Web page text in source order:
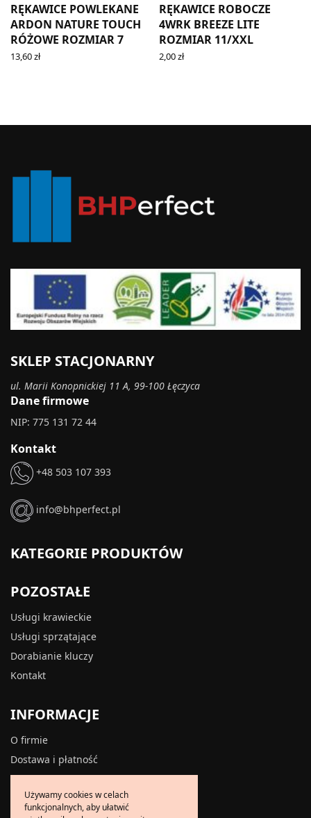
RĘKAWICE POWLEKANE
ARDON NATURE TOUCH
RÓŻOWE ROZMIAR 7
13,60zł
RĘKAWICE ROBOCZE
4WRK BREEZE LITE
ROZMIAR 11/XXL
2,00zł
SKLEP STACJONARNY
ul. Marii Konopnickiej 11 A, 99-100 Łęczyca
Dane firmowe
NIP: 775 131 72 44
Kontakt
+48 503 107 393
info@bhperfect.pl
KATEGORIE PRODUKTÓW
POZOSTAŁE
Usługi krawieckie
Usługi sprzątające
Dorabianie kluczy
Kontakt
INFORMACJE
O firmie
Dostawa i płatność
Zwroty i reklamacje
Polityka prywatności
Używamy cookies w celach
funkcjonalnych, aby ułatwić